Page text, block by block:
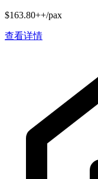
$163.80++/pax
查看详情